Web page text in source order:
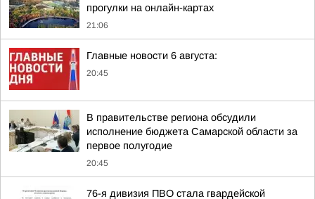
прогулки на онлайн-картах
21:06
Главные новости 6 августа:
20:45
В правительстве региона обсудили
исполнение бюджета Самарской области за
первое полугодие
20:45
76-я дивизия ПВО стала гвардейской